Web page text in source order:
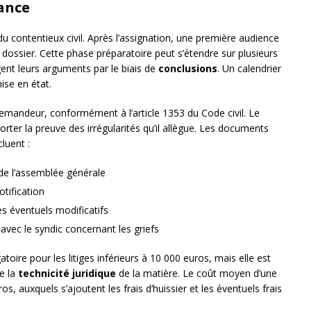
contentieux civil. Après l’assignation, une première audience
Cette phase préparatoire peut s’étendre sur plusieurs
leurs arguments par le biais de conclusions. Un calendrier
en état.
conformément à l’article 1353 du Code civil. Le
la preuve des irrégularités qu’il allègue. Les documents
:
l’assemblée générale
éventuels modificatifs
le syndic concernant les griefs
pour les litiges inférieurs à 10 000 euros, mais elle est
la technicité juridique de la matière. Le coût moyen d’une
auxquels s’ajoutent les frais d’huissier et les éventuels frais